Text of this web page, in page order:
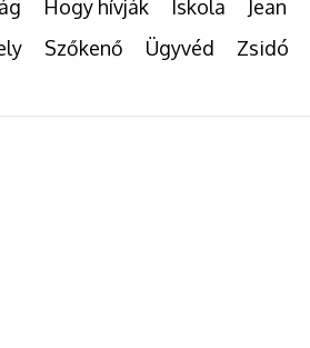
Hogy hívják Iskola Jean
Szőkenő Ügyvéd Zsidó